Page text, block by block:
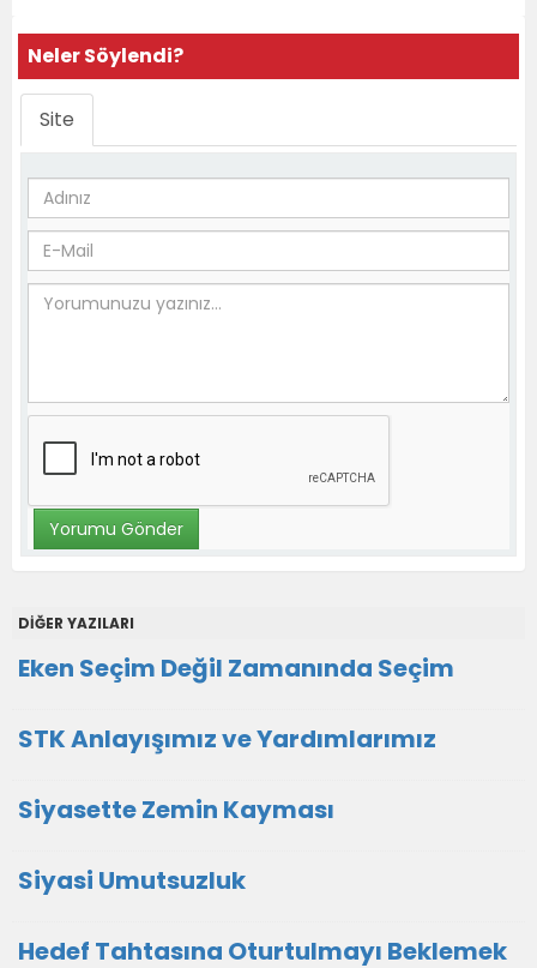
Neler Söylendi?
Site
DİĞER YAZILARI
Eken Seçim Değil Zamanında Seçim
STK Anlayışımız ve Yardımlarımız
Siyasette Zemin Kayması
Siyasi Umutsuzluk
Hedef Tahtasına Oturtulmayı Beklemek